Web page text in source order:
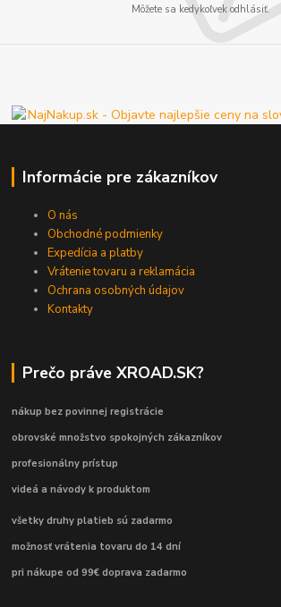
Môžete sa kedykoľvek odhlásiť.
Informácie pre zákazníkov
O nás
Obchodné podmienky
Expedícia a platby
Vrátenie tovaru a reklamácia
Ochrana osobných údajov
Kontakty
Prečo práve XROAD.SK?
nákup bez povinnej registrácie
obrovské množstvo spokojných zákazníkov
profesionálny prístup
videá a návody k produktom
všetky druhy platieb sú zadarmo
možnosť vrátenia tovaru do 14 dní
pri nákupe od 99€ doprava zadarmo